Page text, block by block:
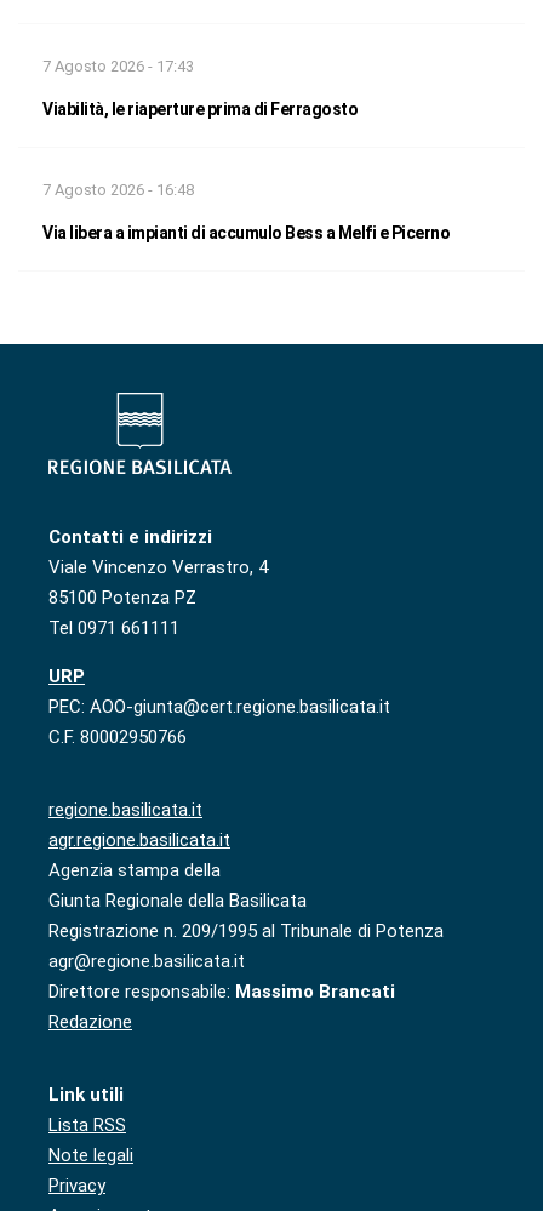
7 Agosto 2026 - 17:43
Viabilità, le riaperture prima di Ferragosto
7 Agosto 2026 - 16:48
Via libera a impianti di accumulo Bess a Melfi e Picerno
Contatti e indirizzi
Viale Vincenzo Verrastro, 4
85100 Potenza PZ
Tel 0971 661111
URP
PEC: AOO-giunta@cert.regione.basilicata.it
C.F. 80002950766
regione.basilicata.it
agr.regione.basilicata.it
Agenzia stampa della
Giunta Regionale della Basilicata
Registrazione n. 209/1995 al Tribunale di Potenza
agr@regione.basilicata.it
Direttore responsabile: Massimo Brancati
Redazione
Link utili
Lista RSS
Note legali
Privacy